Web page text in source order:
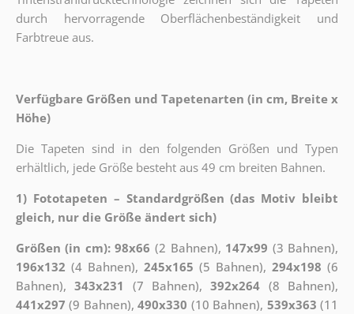
durch hervorragende Oberflächenbeständigkeit und
Farbtreue aus.
Verfügbare Größen und Tapetenarten (in cm, Breite x
Höhe)
Die Tapeten sind in den folgenden Größen und Typen
erhältlich, jede Größe besteht aus 49 cm breiten Bahnen.
1) Fototapeten – Standardgrößen (das Motiv bleibt
gleich, nur die Größe ändert sich)
Größen (in cm): 98x66 (2 Bahnen), 147x99 (3 Bahnen),
196x132 (4 Bahnen), 245x165 (5 Bahnen),294x198 (6
Bahnen),343x231 (7 Bahnen),392x264 (8 Bahnen),
441x297 (9 Bahnen),490x330 (10 Bahnen), 539x363 (11